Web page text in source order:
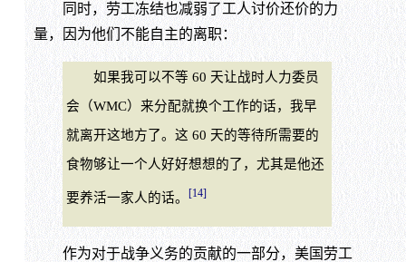
同时，劳工冻结也减弱了工人讨价还价的力
量，因为他们不能自主的离职：
如果我可以不等 60 天让战时人力委员
会（WMC）来分配就换个工作的话，我早
就离开这地方了。这 60 天的等待所需要的
食物够让一个人好好想想的了，尤其是他还
要养活一家人的话。 [14]
作为对于战争义务的贡献的一部分，美国劳工